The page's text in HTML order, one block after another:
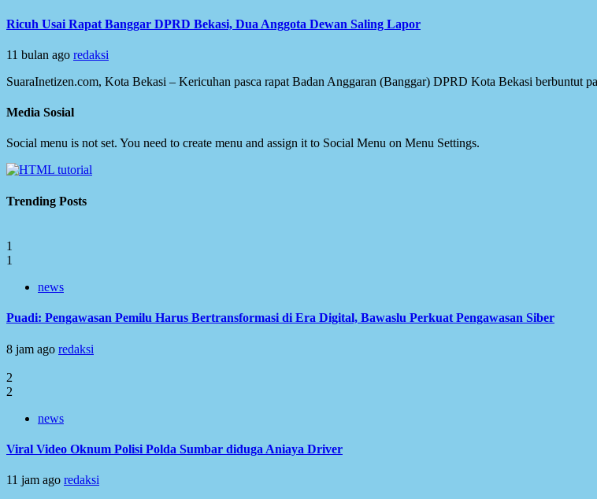
Ricuh Usai Rapat Banggar DPRD Bekasi, Dua Anggota Dewan Saling Lapor
11 bulan ago redaksi
SuaraInetizen.com, Kota Bekasi – Kericuhan pasca rapat Badan Anggaran (Banggar) DPRD Kota Bekasi berbuntut
Media Sosial
Social menu is not set. You need to create menu and assign it to Social Menu on Menu Settings.
Trending Posts
1
1
news
Puadi: Pengawasan Pemilu Harus Bertransformasi di Era Digital, Bawaslu Perkuat Pengawasan Siber
8 jam ago redaksi
2
2
news
Viral Video Oknum Polisi Polda Sumbar diduga Aniaya Driver
11 jam ago redaksi